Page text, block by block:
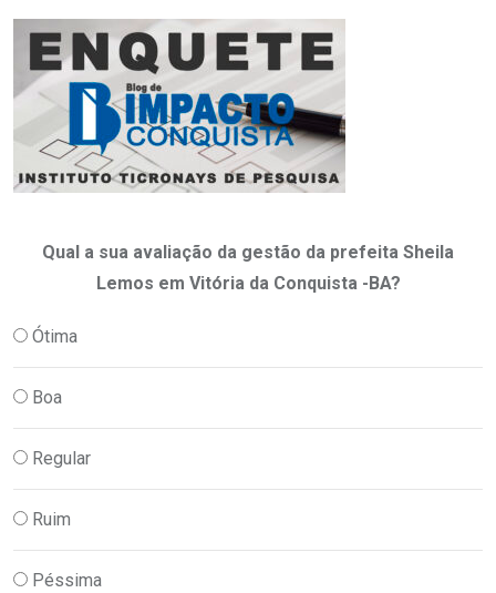
Qual a sua avaliação da gestão da prefeita Sheila
Lemos em Vitória da Conquista -BA?
Ótima
Boa
Regular
Ruim
Péssima